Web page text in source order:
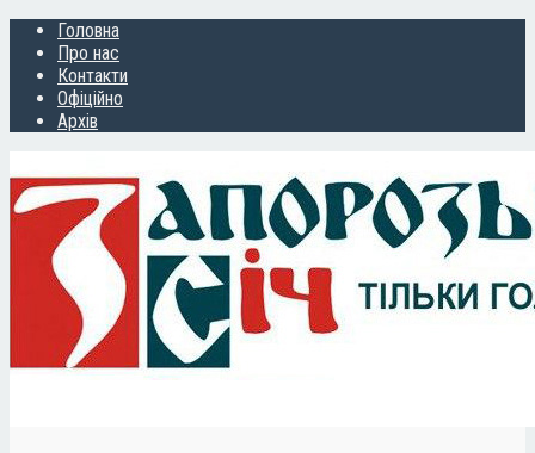
Головна
Про нас
Контакти
Офіційно
Архів